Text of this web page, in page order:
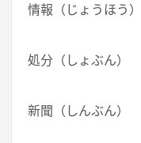
情報（じょう
処分（しょ
新聞（しん